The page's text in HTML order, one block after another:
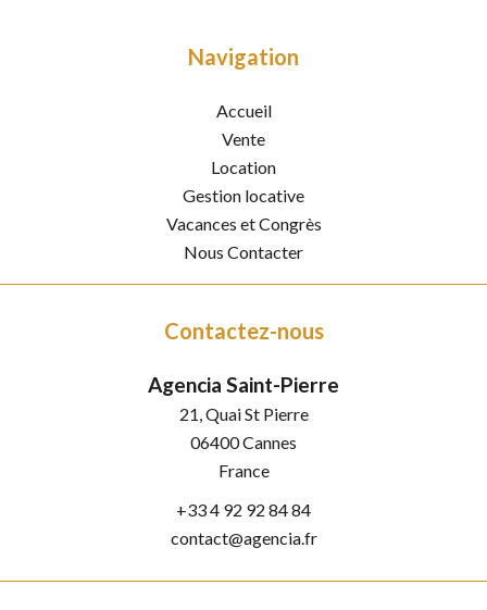
Navigation
Accueil
Vente
Location
Gestion locative
Vacances et Congrès
Nous Contacter
Contactez-nous
Agencia Saint-Pierre
21, Quai St Pierre
06400Cannes
France
+33 4 92 92 84 84
contact@agencia.fr